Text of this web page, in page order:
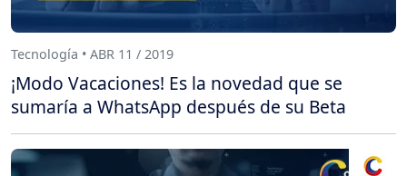
Tecnología • ABR 11 / 2019
¡Modo Vacaciones! Es la novedad que se
sumaría a WhatsApp después de su Beta